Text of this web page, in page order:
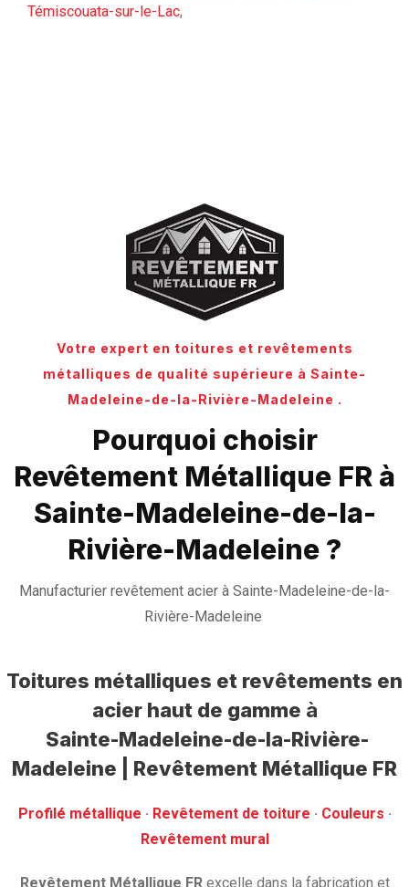
Témiscouata-sur-le-Lac,
Votre expert en toitures et revêtements
métalliques de qualité supérieure à Sainte-
Madeleine-de-la-Rivière-Madeleine .
Pourquoi choisir
Revêtement Métallique FR à
Sainte-Madeleine-de-la-
Rivière-Madeleine ?
Manufacturier revêtement acier à Sainte-Madeleine-de-la-
Rivière-Madeleine
Toitures métalliques et revêtements en
acier haut de gamme à
Sainte-Madeleine-de-la-Rivière-
Madeleine | Revêtement Métallique FR
Profilé métallique · ‎ Revêtement de toiture · ‎ Couleurs ·
‎Revêtement mural
Revêtement Métallique FRexcelle dans la fabrication et